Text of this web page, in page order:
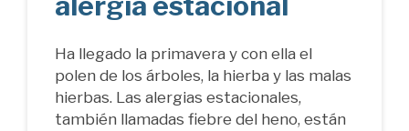
Ha llegado la primavera y con ella el
polen de los árboles, la hierba y las malas
hierbas. Las alergias estacionales,
también llamadas fiebre del heno, están